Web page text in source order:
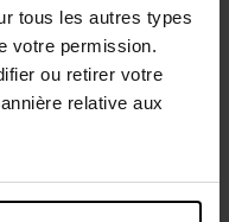
tous les autres types
votre permission.
ou retirer votre
relative aux